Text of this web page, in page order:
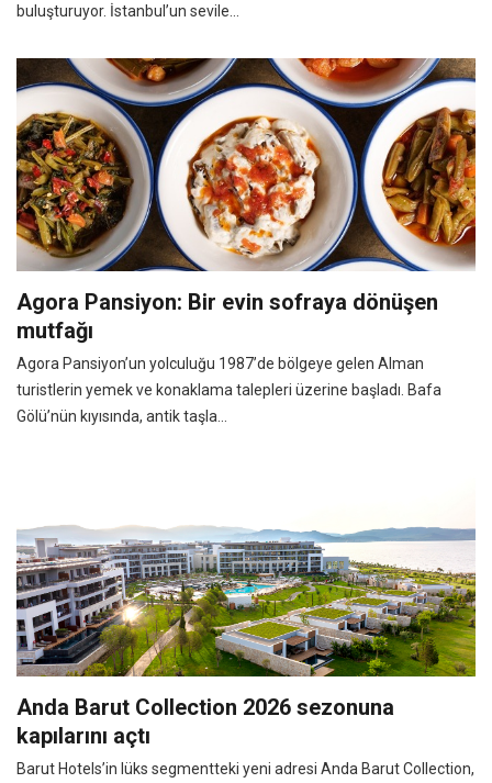
buluşturuyor. İstanbul’un sevile...
Agora Pansiyon: Bir evin sofraya dönüşen
mutfağı
Agora Pansiyon’un yolculuğu 1987’de bölgeye gelen Alman
turistlerin yemek ve konaklama talepleri üzerine başladı. Bafa
Gölü’nün kıyısında, antik taşla...
Anda Barut Collection 2026 sezonuna
kapılarını açtı
Barut Hotels’in lüks segmentteki yeni adresi Anda Barut Collection,